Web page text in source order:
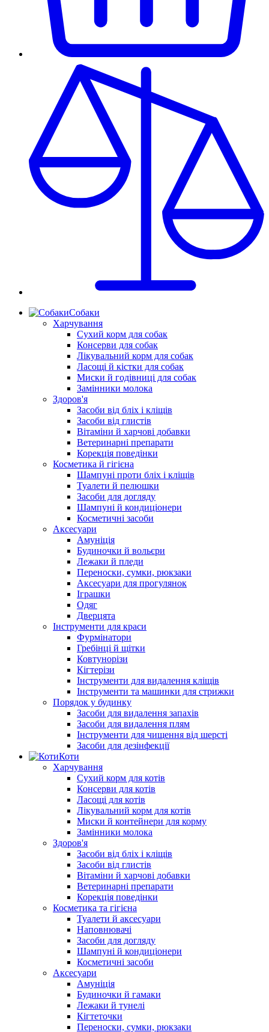
Собаки
Харчування
Сухий корм для собак
Консерви для собак
Лікувальний корм для собак
Ласощі й кістки для собак
Миски й годівниці для собак
Замінники молока
Здоров'я
Засоби від бліх і кліщів
Засоби від глистів
Вітаміни й харчові добавки
Ветеринарні препарати
Корекція поведінки
Косметика й гігієна
Шампуні проти бліх і кліщів
Туалети й пелюшки
Засоби для догляду
Шампуні й кондиціонери
Косметичні засоби
Аксесуари
Амуніція
Будиночки й вольєри
Лежаки й пледи
Переноски, сумки, рюкзаки
Аксесуари для прогулянок
Іграшки
Одяг
Дверцята
Інструменти для краси
Фурмінатори
Гребінці й щітки
Ковтунорізи
Кігтерізи
Інструменти для видалення кліщів
Інструменти та машинки для стрижки
Порядок у будинку
Засоби для видалення запахів
Засоби для видалення плям
Інструменти для чищення від шерсті
Засоби для дезінфекції
Коти
Харчування
Сухий корм для котів
Консерви для котів
Ласощі для котів
Лікувальний корм для котів
Миски й контейнери для корму
Замінники молока
Здоров'я
Засоби від бліх і кліщів
Засоби від глистів
Вітаміни й харчові добавки
Ветеринарні препарати
Корекція поведінки
Косметика та гігієна
Туалети й аксесуари
Наповнювачі
Засоби для догляду
Шампуні й кондиціонери
Косметичні засоби
Аксесуари
Амуніція
Будиночки й гамаки
Лежаки й тунелі
Кігтеточки
Переноски, сумки, рюкзаки